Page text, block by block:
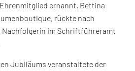
ernannt. Bettina
rückte nach
Nachfolgerin im Schriftführeramt
Jubiläums veranstaltete der